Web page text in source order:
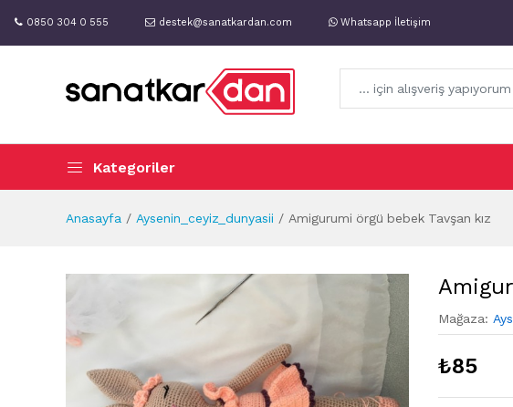
0850 304 0 555 destek@sanatkardan.com Whatsapp İletişim
Kategoriler
Anasayfa Aysenin_ceyiz_dunyasii Amigurumi örgü bebek Tavşan kız
Mağaza:
₺85